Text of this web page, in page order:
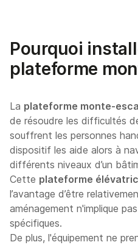
Pourquoi
plateforme
La plateforme monte-
de résoudre les difficultés
souffrent les personnes
dispositif les aide alors à
différents niveaux d’un
Cette plateforme
l’avantage d’être
aménagement n'implique
spécifiques.
De plus, l'équipement ne